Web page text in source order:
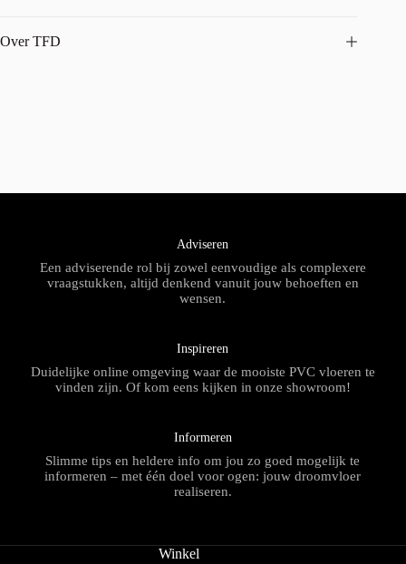
Over TFD
Adviseren
Een adviserende rol bij zowel eenvoudige als complexere
vraagstukken, altijd denkend vanuit jouw behoeften en
wensen.
Inspireren
Duidelijke online omgeving waar de mooiste PVC vloeren te
vinden zijn. Of kom eens kijken in onze showroom!
Informeren
Slimme tips en heldere info om jou zo goed mogelijk te
informeren – met één doel voor ogen: jouw droomvloer
realiseren.
Winkel